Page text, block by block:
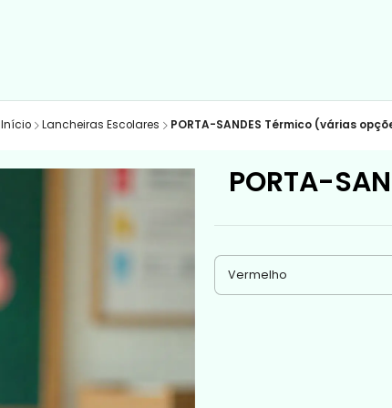
Início Lancheiras Escolares PORTA-SANDES Térmico (várias
PORTA-